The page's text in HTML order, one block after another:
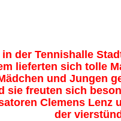
der Tennishalle
lieferten sich tolle
und Jungen
sie freuten sich
Clemens Lenz
der